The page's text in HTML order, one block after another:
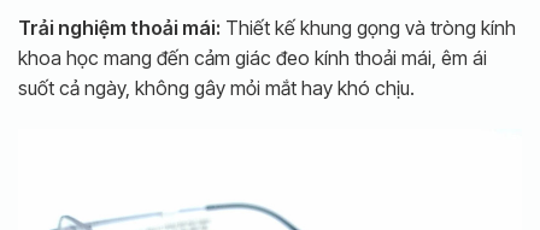
Trải nghiệm thoải mái: Thiết kế khung gọng và tròng kính
khoa học mang đến cảm giác đeo kính thoải mái, êm ái
suốt cả ngày, không gây mỏi mắt hay khó chịu.